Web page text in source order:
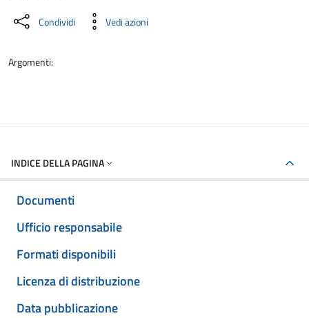
Condividi Vedi azioni
Argomenti:
INDICE DELLA PAGINA
Documenti
Ufficio responsabile
Formati disponibili
Licenza di distribuzione
Data pubblicazione